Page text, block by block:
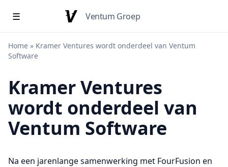
☰ Ventum Groep
Home » Kramer Ventures wordt onderdeel van Ventum
Software
Kramer Ventures
wordt onderdeel van
Ventum Software
Na een jarenlange samenwerking met FourFusion en